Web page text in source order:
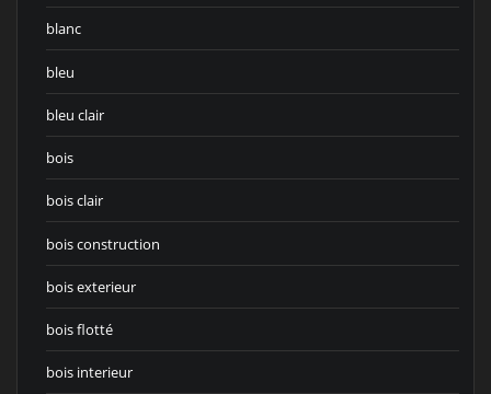
blanc
bleu
bleu clair
bois
bois clair
bois construction
bois exterieur
bois flotté
bois interieur